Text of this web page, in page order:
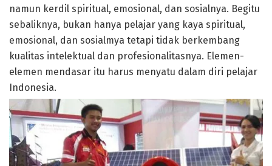
namun kerdil spiritual, emosional, dan sosialnya. Begitu
sebaliknya, bukan hanya pelajar yang kaya spiritual,
emosional, dan sosialmya tetapi tidak berkembang
kualitas intelektual dan profesionalitasnya. Elemen-
elemen mendasar itu harus menyatu dalam diri pelajar
Indonesia.